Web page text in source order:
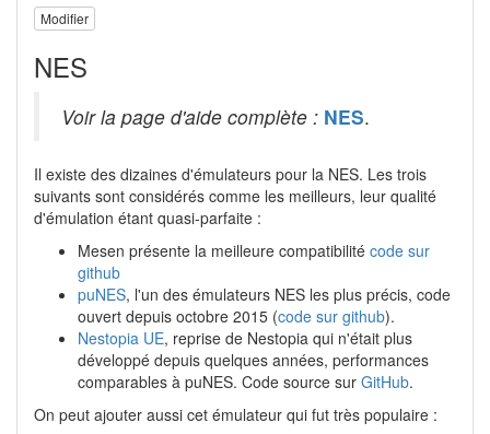
Modifier
NES
Voir la page d'aide complète : NES.
Il existe des dizaines d'émulateurs pour la NES. Les trois
suivants sont considérés comme les meilleurs, leur qualité
d'émulation étant quasi-parfaite :
Mesen présente la meilleure compatibilité code sur
github
puNES, l'un des émulateurs NES les plus précis, code
ouvert depuis octobre 2015 (code sur github).
Nestopia UE, reprise de Nestopia qui n'était plus
développé depuis quelques années, performances
comparables à puNES. Code source sur GitHub.
On peut ajouter aussi cet émulateur qui fut très populaire :